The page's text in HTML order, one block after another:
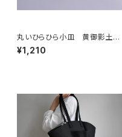
丸いひらひら小皿 黄御影土×
チタンマット釉
¥1,210